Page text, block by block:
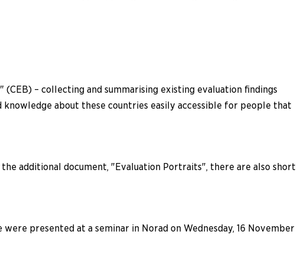
– collecting and summarising existing evaluation findings
about these countries easily accessible for people that
additional document, "Evaluation Portraits", there are also short
presented at a seminar in Norad on Wednesday, 16 November